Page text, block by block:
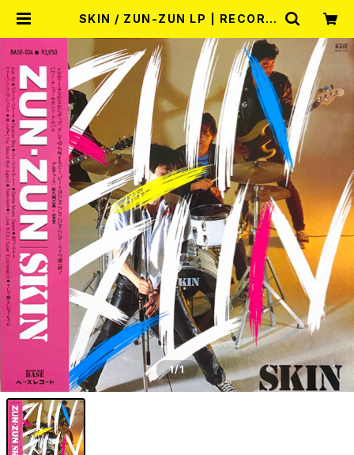
SKIN / ZUN-ZUN LP | RECORD
1/1